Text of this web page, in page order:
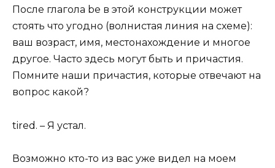
После глагола be в этой конструкции может
стоять что угодно (волнистая линия на схеме):
ваш возраст, имя, местонахождение и многое
другое. Часто здесь могут быть и причастия.
Помните наши причастия, которые отвечают на
вопрос какой?
tired. – Я устал.
Возможно кто-то из вас уже видел на моем